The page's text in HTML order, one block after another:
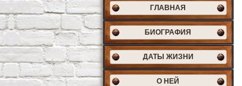
ГЛАВНАЯ
БИОГРАФИЯ
ДАТЫ ЖИЗНИ
О НЕЙ